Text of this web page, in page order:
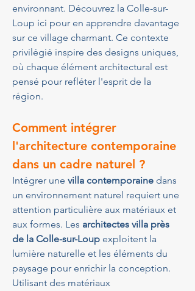
environnant. Découvrez la Colle-sur-
Loup ici pour en apprendre davantage
sur ce village charmant. Ce contexte
privilégié inspire des designs uniques,
où chaque élément architectural est
pensé pour refléter l'esprit de la
région.
Comment intégrer
l'architecture contemporaine
dans un cadre naturel ?
Intégrer une villa contemporaine dans
un environnement naturel requiert une
attention particulière aux matériaux et
aux formes. Les architectes villa près
de la Colle-sur-Loup exploitent la
lumière naturelle et les éléments du
paysage pour enrichir la conception.
Utilisant des matériaux